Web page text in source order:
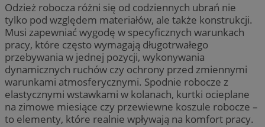
Odzież robocza różni się od codziennych ubrań nie
tylko pod względem materiałów, ale także konstrukcji.
Musi zapewniać wygodę w specyficznych warunkach
pracy, które często wymagają długotrwałego
przebywania w jednej pozycji, wykonywania
dynamicznych ruchów czy ochrony przed zmiennymi
warunkami atmosferycznymi. Spodnie robocze z
elastycznymi wstawkami w kolanach, kurtki ocieplane
na zimowe miesiące czy przewiewne koszule robocze –
to elementy, które realnie wpływają na komfort pracy.